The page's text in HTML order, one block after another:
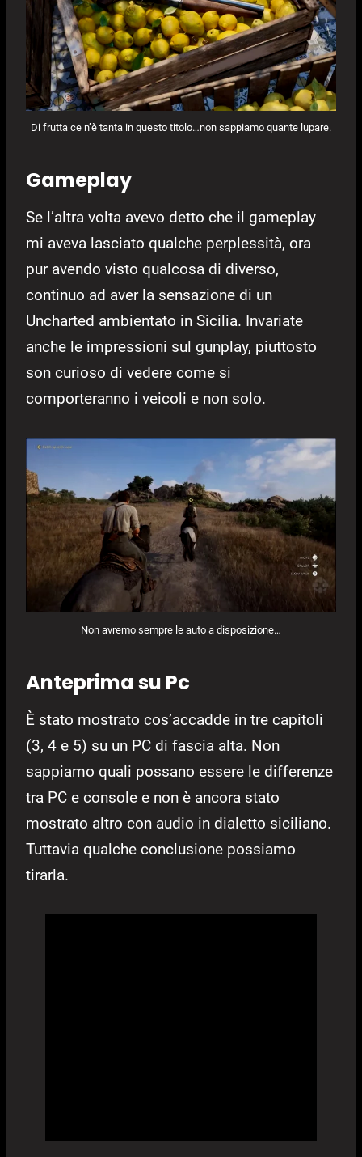
Di frutta ce n’è tanta in questo titolo…non sappiamo quante lupare.
Gameplay
Se l’altra volta avevo detto che il gameplay
mi aveva lasciato qualche perplessità, ora
pur avendo visto qualcosa di diverso,
continuo ad aver la sensazione di un
Uncharted ambientato in Sicilia. Invariate
anche le impressioni sul gunplay, piuttosto
son curioso di vedere come si
comporteranno i veicoli e non solo.
Non avremo sempre le auto a disposizione…
Anteprima su Pc
È stato mostrato cos’accadde in tre capitoli
(3, 4 e 5) su un PC di fascia alta. Non
sappiamo quali possano essere le differenze
tra PC e console e non è ancora stato
mostrato altro con audio in dialetto siciliano.
Tuttavia qualche conclusione possiamo
tirarla.